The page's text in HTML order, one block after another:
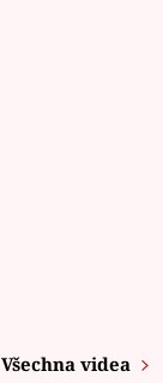
Všechna videa